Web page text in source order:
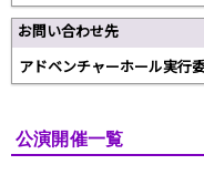
お問い合わせ先
アドベンチャーホール実行
公演開催一覧